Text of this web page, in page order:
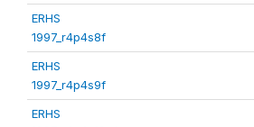
ERHS
1997_r4p4s8f
ERHS
1997_r4p4s9f
ERHS